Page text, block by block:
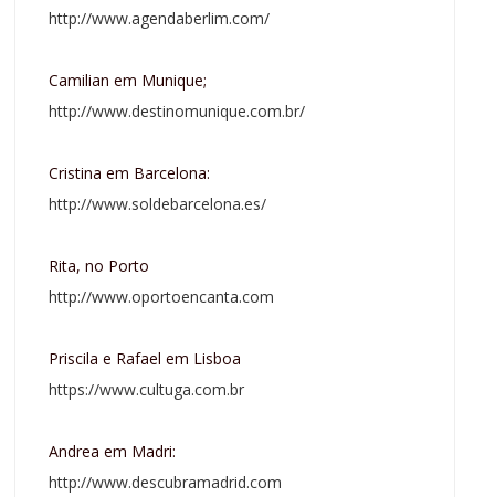
http://www.agendaberlim.com/
Camilian em Munique;
http://www.destinomunique.com.br/
Cristina em Barcelona:
http://www.soldebarcelona.es/
Rita, no Porto
http://www.oportoencanta.com
Priscila e Rafael em Lisboa
https://www.cultuga.com.br
Andrea em Madri:
http://www.descubramadrid.com